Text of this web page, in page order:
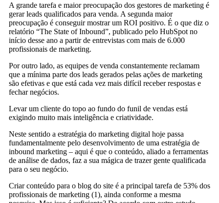
A grande tarefa e maior preocupação dos gestores de marketing é
gerar leads qualificados para venda. A segunda maior
preocupação é conseguir mostrar um ROI positivo. É o que diz o
relatório “The State of Inbound”, publicado pelo HubSpot no
início desse ano a partir de entrevistas com mais de 6.000
profissionais de marketing.
Por outro lado, as equipes de venda constantemente reclamam
que a mínima parte dos leads gerados pelas ações de marketing
são efetivas e que está cada vez mais difícil receber respostas e
fechar negócios.
Levar um cliente do topo ao fundo do funil de vendas está
exigindo muito mais inteligência e criatividade.
Neste sentido a estratégia do marketing digital hoje passa
fundamentalmente pelo desenvolvimento de uma estratégia de
inbound marketing – aqui é que o conteúdo, aliado a ferramentas
de análise de dados, faz a sua mágica de trazer gente qualificada
para o seu negócio.
Criar conteúdo para o blog do site é a principal tarefa de 53% dos
profissionais de marketing (1), ainda conforme a mesma